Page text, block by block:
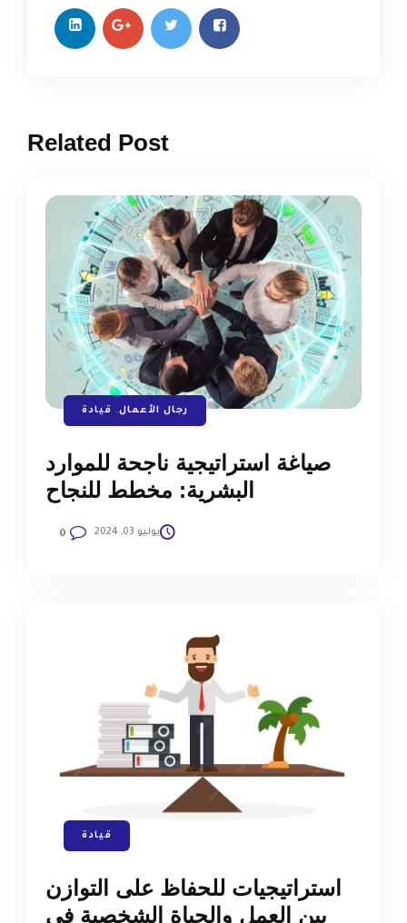
Related Post
رجال الأعمال, قيادة
صياغة استراتيجية ناجحة للموارد
البشرية: مخطط للنجاح
يوليو 03, 2024 0
قيادة
استراتيجيات للحفاظ على التوازن
بين العمل والحياة الشخصية في